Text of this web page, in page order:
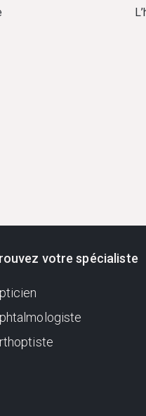
votre spécialiste